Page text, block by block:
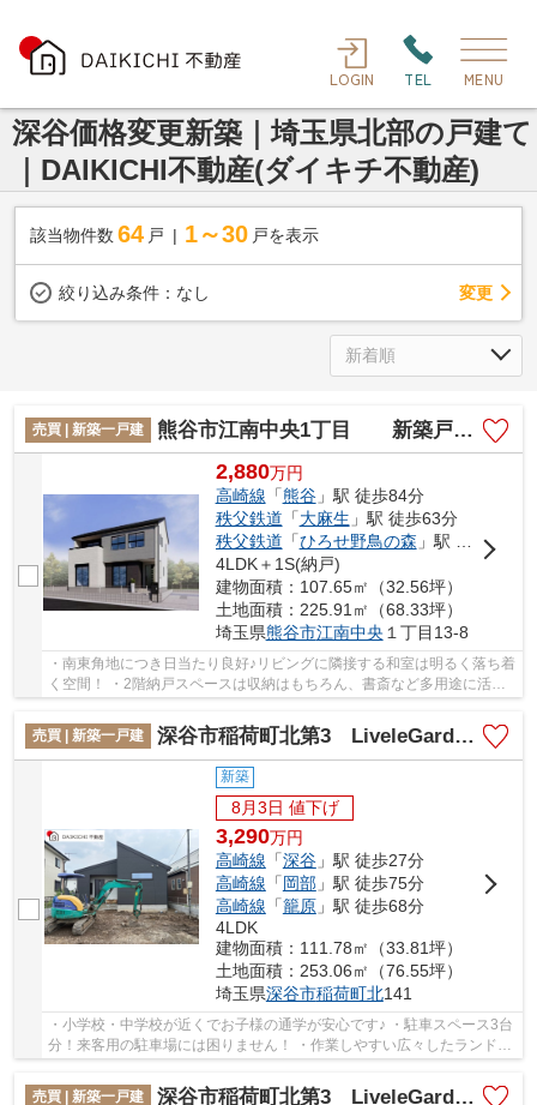
LOGIN TEL MENU
深谷価格変更新築｜埼玉県北部の戸建て
｜DAIKICHI不動産(ダイキチ不動産)
該当物件数 64 戸 1～30 戸を表示
絞り込み条件： なし 変更
売買 | 新築一戸建 熊谷市江南中央1丁目 新築戸建 全2区画 2号棟
2,880万円
高崎線 「熊谷」駅 徒歩84分
秩父鉄道 「大麻生 」駅 徒歩63分
秩父鉄道 「ひろせ野鳥の森 」駅 徒歩62分
4LDK＋1S(納戸)
建物面積：107.65㎡（32.56坪）
土地面積：225.91㎡（68.33坪）
埼玉県熊谷市江南中央 １丁目13-8
・南東角地につき日当たり良好♪リビングに隣接する和室は明るく落ち着
く空間！ ・2階納戸スペースは収納はもちろん、書斎など多用途に活用
売買 | 新築一戸建
深谷市稲荷町北第3 LiveleGarden.s 新築戸建 全3棟 3号棟
新築
8月3日 値下げ
3,290万円
高崎線 「深谷」駅 徒歩27分
高崎線 「岡部」駅 徒歩75分
高崎線 「籠原」駅 徒歩68分
4LDK
建物面積：111.78㎡（33.81坪）
土地面積：253.06㎡（76.55坪）
埼玉県深谷市稲荷町北141
・小学校・中学校が近くでお子様の通学が安心です♪ ・駐車スペース3台
分！来客用の駐車場には困りません！ ・作業しやすい広々したランドリ
売買 | 新築一戸建
深谷市稲荷町北第3 LiveleGarden.s新築戸建 全3棟 2号棟